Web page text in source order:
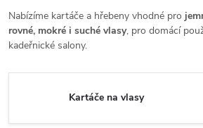
Nabízíme kartáče a hřebeny vhodné pro
rovné, mokré i suché vlasy, pro domácí
kadeřnické salony.
Kartáče na vlasy